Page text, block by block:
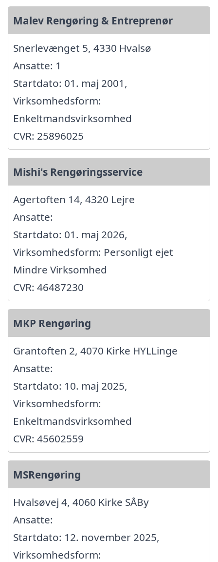
Malev Rengøring & Entreprenør
Snerlevænget 5, 4330 Hvalsø
Ansatte: 1
Startdato: 01. maj 2001,
Virksomhedsform:
Enkeltmandsvirksomhed
CVR: 25896025
Mishi's Rengøringsservice
Agertoften 14, 4320 Lejre
Ansatte:
Startdato: 01. maj 2026,
Virksomhedsform: Personligt ejet
Mindre Virksomhed
CVR: 46487230
MKP Rengøring
Grantoften 2, 4070 Kirke HYLLinge
Ansatte:
Startdato: 10. maj 2025,
Virksomhedsform:
Enkeltmandsvirksomhed
CVR: 45602559
MSRengøring
Hvalsøvej 4, 4060 Kirke SÅBy
Ansatte:
Startdato: 12. november 2025,
Virksomhedsform: